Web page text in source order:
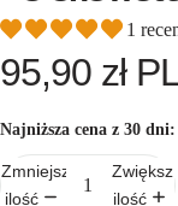
1
95,90 zł
Najniższa cena z 30 dni:
Zmniejsz
ilość
Zwiększ
ilość